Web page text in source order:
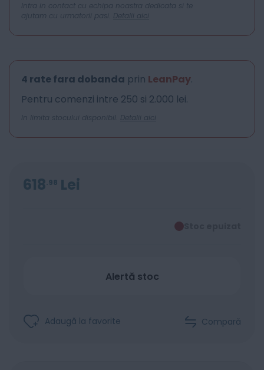
Intra in contact cu echipa noastra dedicata si te
ajutam cu urmatorii pasi. Detalii aici
4 rate fara dobanda prin LeanPay.
Pentru comenzi intre 250 si 2.000 lei.
In limita stocului disponibil. Detalii aici
618 98 Lei
Alertă stoc
Adaugă la favorite Compară